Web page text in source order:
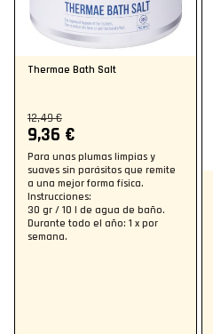
Thermae Bath Salt
12,49 €
9,36 €
Para unas plumas limpias y
suaves sin parásitos que remite
a una mejor forma física.
Instrucciones:
30 gr / 10 l de agua de baño.
Durante todo el año: 1 x por
semana.